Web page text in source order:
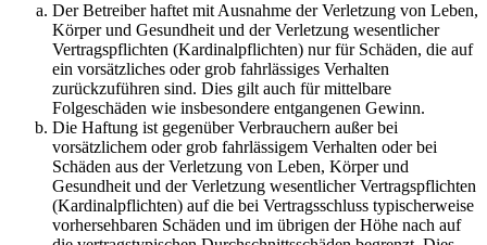
Der Betreiber haftet mit Ausnahme der Verletzung von Leben,
Körper und Gesundheit und der Verletzung wesentlicher
Vertragspflichten (Kardinalpflichten) nur für Schäden, die auf
ein vorsätzliches oder grob fahrlässiges Verhalten
zurückzuführen sind. Dies gilt auch für mittelbare
Folgeschäden wie insbesondere entgangenen Gewinn.
Die Haftung ist gegenüber Verbrauchern außer bei
vorsätzlichem oder grob fahrlässigem Verhalten oder bei
Schäden aus der Verletzung von Leben, Körper und
Gesundheit und der Verletzung wesentlicher Vertragspflichten
(Kardinalpflichten) auf die bei Vertragsschluss typischerweise
vorhersehbaren Schäden und im übrigen der Höhe nach auf